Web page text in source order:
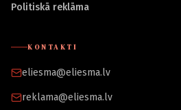
Politiskā reklāma
KONTAKTI
eliesma@eliesma.lv
reklama@eliesma.lv